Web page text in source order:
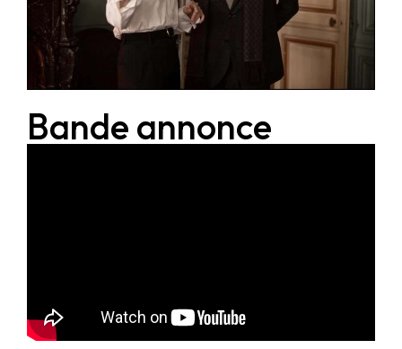
Bande annonce